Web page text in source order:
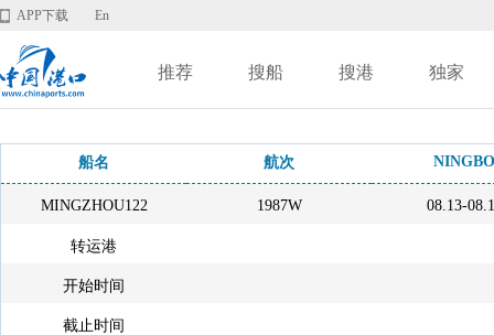
APP下载 En
推荐 搜船 搜港 独家
船名 航次 NINGBO
MINGZHOU122 1987W 08.13-
转运港
开始时间
截止时间